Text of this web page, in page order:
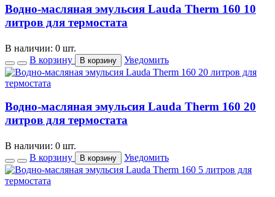
Водно-масляная эмульсия Lauda Therm 160 10
литров для термостата
В наличии: 0 шт.
В корзину
В корзину Уведомить
Водно-масляная эмульсия Lauda Therm 160 20
литров для термостата
В наличии: 0 шт.
В корзину
В корзину Уведомить